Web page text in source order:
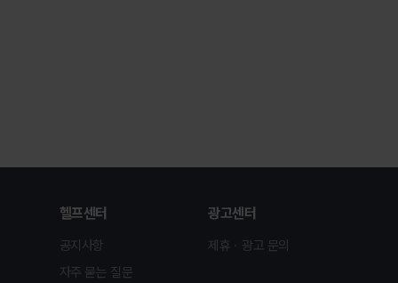
헬프센터
공지사항
자주 묻는 질문
광고센터
제휴ㆍ광고 문의